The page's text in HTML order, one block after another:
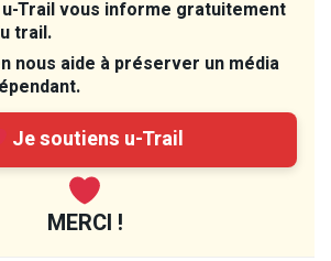
u-Trail vous informe gratuitement
trail.
nous aide à préserver un média
Je soutiens u-Trail
MERCI !